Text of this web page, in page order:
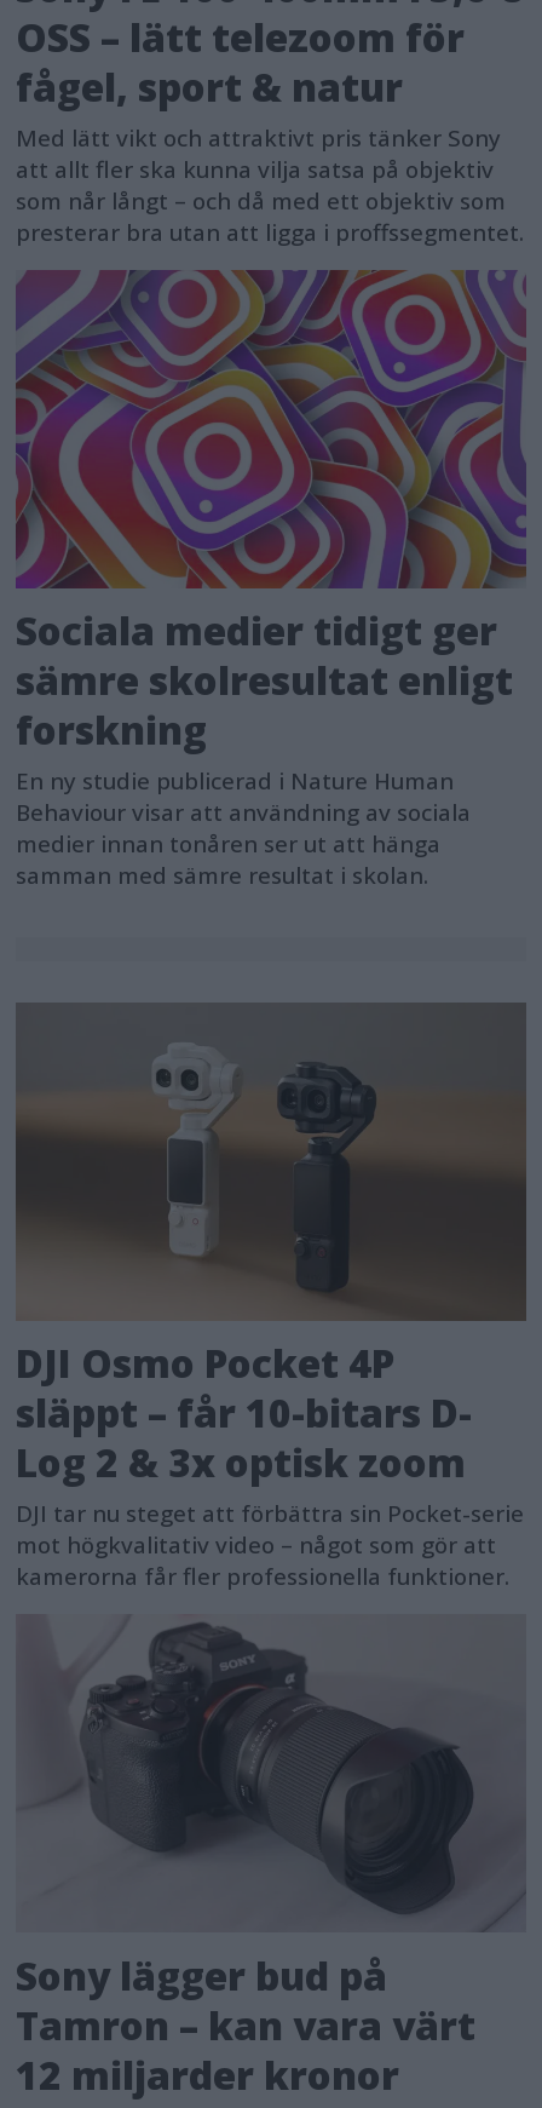
OSS – lätt telezoom för
fågel, sport & natur
Med lätt vikt och attraktivt pris tänker Sony
att allt fler ska kunna vilja satsa på objektiv
som når långt – och då med ett objektiv som
presterar bra utan att ligga i proffssegmentet.
Sociala medier tidigt ger
sämre skolresultat enligt
forskning
En ny studie publicerad i Nature Human
Behaviour visar att användning av sociala
medier innan tonåren ser ut att hänga
samman med sämre resultat i skolan.
DJI Osmo Pocket 4P
släppt – får 10-bitars D-
Log 2 & 3x optisk zoom
DJI tar nu steget att förbättra sin Pocket-serie
mot högkvalitativ video – något som gör att
kamerorna får fler professionella funktioner.
Sony lägger bud på
Tamron – kan vara värt
12 miljarder kronor